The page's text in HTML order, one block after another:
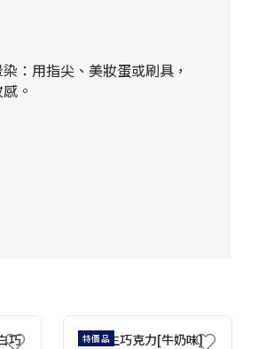
：用指尖、美妝蛋或刷具，
。
特價品